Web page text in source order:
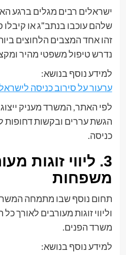
ישראלים רבים מגלים ברגע
שלהם עוכבו בנתב"ג או קיבלו
זהו אחד המצבים הלחוצים
נדרש טיפול משפטי מהיר
למידע נוסף בנושא:
ערעור על סירוב כניסה
לפי האתר, המשרד מעניק
הגשת עררים ובקשות דחופות
כניסה.
3. ליווי זוגות
משפחות
תחום נוסף שבו מתמחה
וליווי זוגות מעורבים לאורך
משרד הפנים.
למידע נוסף בנושא: